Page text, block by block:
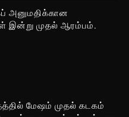
அனுமதிக்கான
முதல் ஆரம்பம்.
மேஷம் முதல் கடகம்